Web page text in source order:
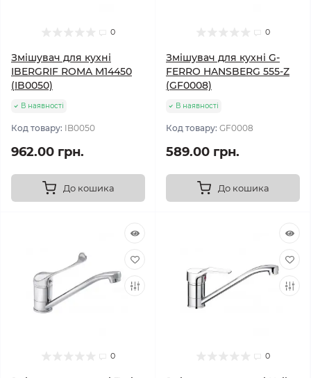
0
Змішувач для кухні
IBERGRIF ROMA M14450
(IB0050)
В наявності
Код товару: IB0050
962.00 грн.
До кошика
0
Змішувач для кухні G-
FERRO HANSBERG 555-Z
(GF0008)
В наявності
Код товару: GF0008
589.00 грн.
До кошика
0 0